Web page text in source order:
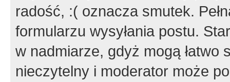
radość, :( oznacza smutek.
formularzu wysyłania postu.
w nadmiarze, gdyż mogą
nieczytelny i moderator może